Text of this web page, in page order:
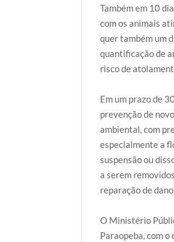
Também em 10
com os animais
quer também um
quantificação de
risco de
Em um prazo de
prevenção de
ambiental, com
especialmente a
suspensão ou
a serem
reparação de
O Ministério
Paraopeba, com